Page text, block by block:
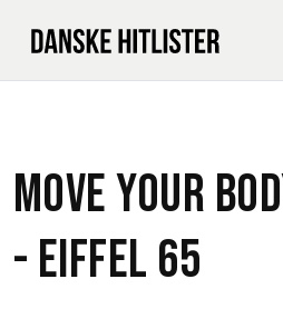
Move Your
- Eiffel 65